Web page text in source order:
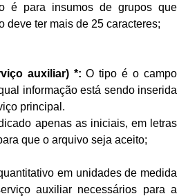
é para insumos de grupos que
deve ter mais de 25 caracteres;
auxiliar) *: O tipo é o campo
informação está sendo inserida
principal.
apenas as iniciais, em letras
que o arquivo seja aceito;
em unidades de medida
auxiliar necessários para a